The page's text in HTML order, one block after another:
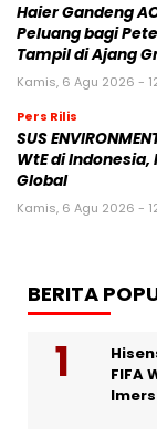
Haier Gandeng
Peluang bagi
Tampil di Ajang
Kamis, 6 Agu 2026 -
Pers Rilis
SUS
WtE di
Global
Kamis, 6 Agu 2026 -
BERITA
FIFA